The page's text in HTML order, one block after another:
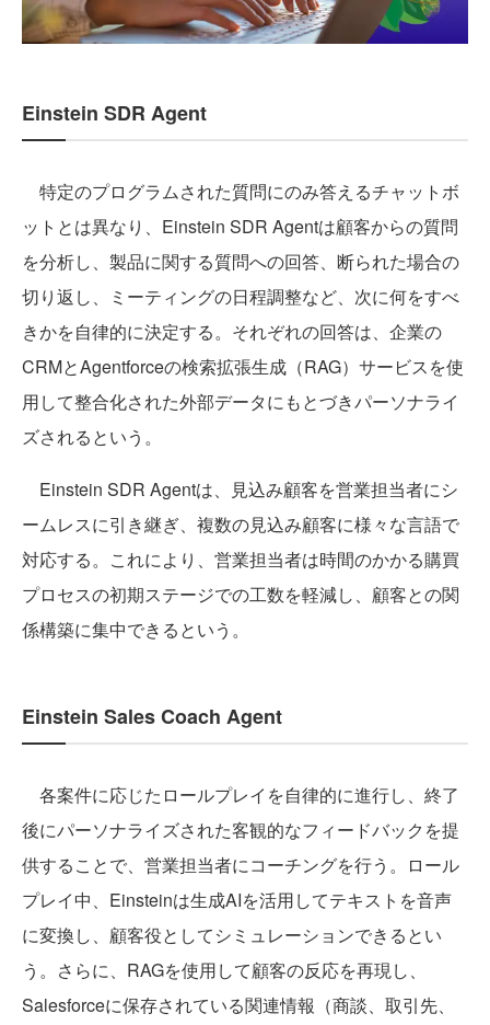
Einstein SDR Agent
特定のプログラムされた質問にのみ答えるチャットボ
ットとは異なり、Einstein SDR Agentは顧客からの質問
を分析し、製品に関する質問への回答、断られた場合の
切り返し、ミーティングの日程調整など、次に何をすべ
きかを自律的に決定する。それぞれの回答は、企業の
CRMとAgentforceの検索拡張生成（RAG）サービスを使
用して整合化された外部データにもとづきパーソナライ
ズされるという。
Einstein SDR Agentは、見込み顧客を営業担当者にシ
ームレスに引き継ぎ、複数の見込み顧客に様々な言語で
対応する。これにより、営業担当者は時間のかかる購買
プロセスの初期ステージでの工数を軽減し、顧客との関
係構築に集中できるという。
Einstein Sales Coach Agent
各案件に応じたロールプレイを自律的に進行し、終了
後にパーソナライズされた客観的なフィードバックを提
供することで、営業担当者にコーチングを行う。ロール
プレイ中、Einsteinは生成AIを活用してテキストを音声
に変換し、顧客役としてシミュレーションできるとい
う。さらに、RAGを使用して顧客の反応を再現し、
Salesforceに保存されている関連情報（商談、取引先、